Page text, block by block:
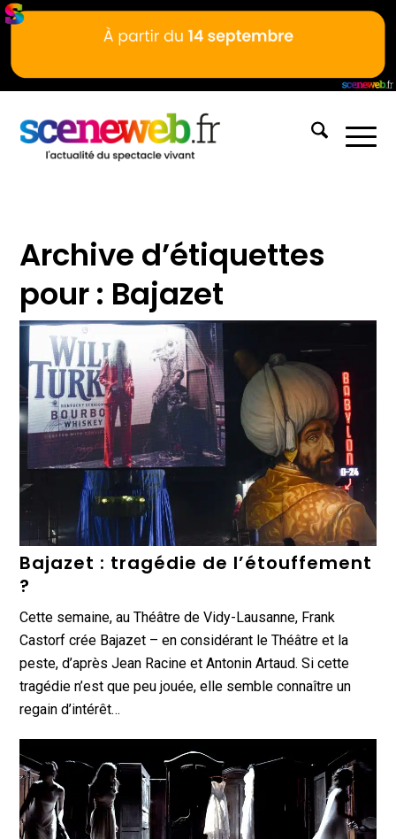
Archive d’étiquettes
pour : Bajazet
Bajazet : tragédie de l’étouffement
?
Cette semaine, au Théâtre de Vidy-Lausanne, Frank
Castorf crée Bajazet – en considérant le Théâtre et la
peste, d’après Jean Racine et Antonin Artaud. Si cette
tragédie n’est que peu jouée, elle semble connaître un
regain d’intérêt…